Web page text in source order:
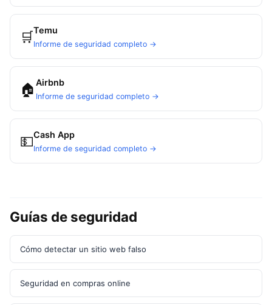
🛒Temu
Informe de seguridad completo →
🏠 Airbnb
Informe de seguridad completo →
💵Cash App
Informe de seguridad completo →
Guías de seguridad
Cómo detectar un sitio web falso
Seguridad en compras online